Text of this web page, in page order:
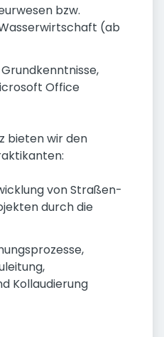
bzw.
(ab
Office
bieten wir den
von Straßen-
durch die
Kollaudierung